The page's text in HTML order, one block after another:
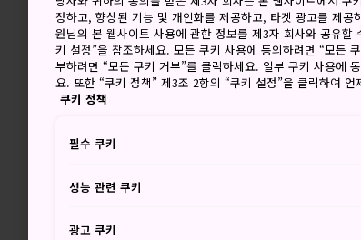
정하고, 향상된 기능 및 개인화를 제공하고, 타겟 광고를 제
원님의 본 웹사이트 사용에 관한 정보를 제3자 회사와 공유할
키 설정”을 참조하세요. 모든 쿠키 사용에 동의하려면 “모든
부하려면 “모든 쿠키 거부”를 클릭하세요. 일부 쿠키 사용에
요. 또한 “쿠키 정책” 제3조 2항의 “쿠키 설정”을 클릭하여
쿠키 정책
필수 쿠키
성능 관련 쿠키
광고 쿠키